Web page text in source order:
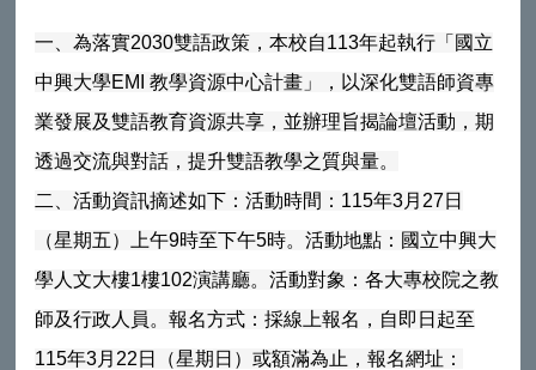
一、為落實2030雙語政策，本校自113年起執行「國立
中興大學EMI 教學資源中心計畫」，以深化雙語師資專
業發展及雙語教育資源共享，並辦理旨揭論壇活動，期
透過交流與對話，提升雙語教學之質與量。
二、活動資訊摘述如下：活動時間：115年3月27日
（星期五）上午9時至下午5時。活動地點：國立中興大
學人文大樓1樓102演講廳。活動對象：各大專校院之教
師及行政人員。報名方式：採線上報名，自即日起至
115年3月22日（星期日）或額滿為止，報名網址：